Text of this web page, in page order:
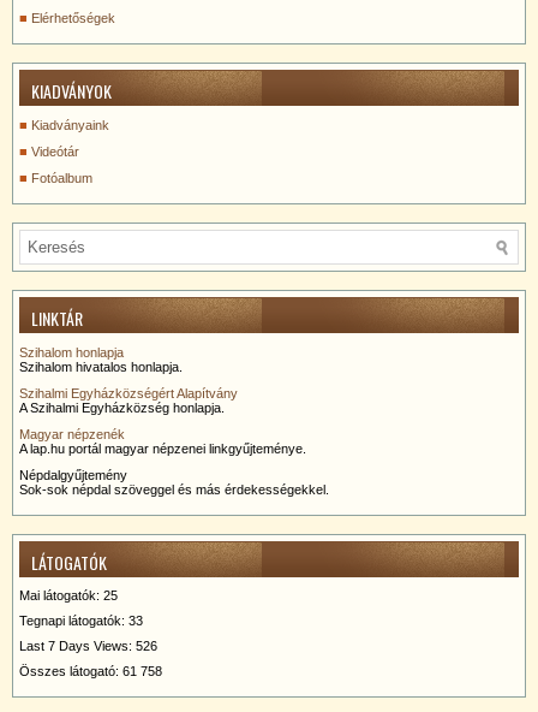
Elérhetőségek
KIADVÁNYOK
Kiadványaink
Videótár
Fotóalbum
LINKTÁR
Szihalom honlapja
Szihalom hivatalos honlapja.
Szihalmi Egyházközségért Alapítvány
A Szihalmi Egyházközség honlapja.
Magyar népzenék
A lap.hu portál magyar népzenei linkgyűjteménye.
Népdalgyűjtemény
Sok-sok népdal szöveggel és más érdekességekkel.
LÁTOGATÓK
Mai látogatók: 25
Tegnapi látogatók: 33
Last 7 Days Views: 526
Összes látogató: 61 758